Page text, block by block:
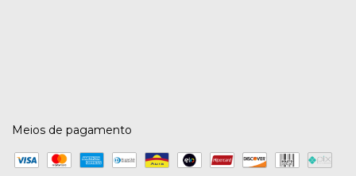
Meios de pagamento